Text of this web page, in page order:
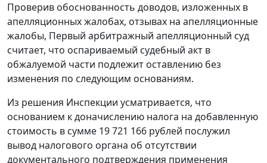
Проверив обоснованность доводов, изложенных в
апелляционных жалобах, отзывах на апелляционные
жалобы, Первый арбитражный апелляционный суд
считает, что оспариваемый судебный акт в
обжалуемой части подлежит оставлению без
изменения по следующим основаниям.
Из решения Инспекции усматривается, что
основанием к доначислению налога на добавленную
стоимость в сумме 19 721 166 рублей послужил
вывод налогового органа об отсутствии
документального подтверждения применения